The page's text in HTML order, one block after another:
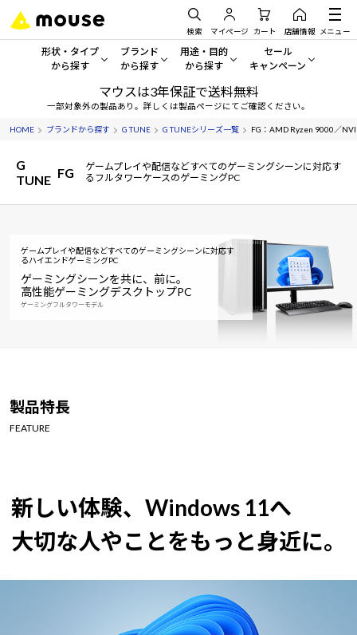
検索 マイページ カート 店舗情報 メニュー
形状・タイプ
から探す
形状・タイプから探す をすべてみる
デスクトップPC
ノートPC
サーバー
ワークステーション
ブランド
から探す
mouse
G TUNE
NEXTGEAR
MousePro
iiyama
用途・目的
から探す
一般向けパソコン
ゲーミングPC・ゲーム向けパソコン
クリエイティブ向け
学習向けパソコン
スペック/パーツ別
セール
キャンペーン
セール・キャンペー
期間限定セール
すべて新品の旧モデル製品
おすすめ目玉パソコン
今イチオシのパソコンをピ
Windows 11|Copilot+ PC
マウスは3年保証で送料無料
一部対象外の製品あり。詳しくは製品ページにてご確認ください。
HOME ブランドから探す G TUNE G TUNEシリーズ一覧 FG：AMD Ryzen 9000／
G
TUNE FG
ゲームプレイや配信などすべてのゲーミングシーンに対応す
るフルタワーケースのゲーミングPC
ゲームプレイや配信などすべてのゲーミングシーンに対応す
るハイエンドゲーミングPC
ゲーミングシーンを共に、前に。
高性能ゲーミングデスクトップPC
ゲーミングフルタワーモデル
製品特長
FEATURE
新しい体験、Windows 11へ
大切な人やことをもっと身近に。